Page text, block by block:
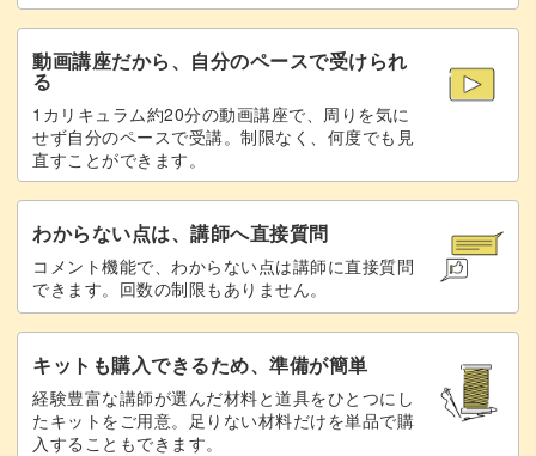
チョーカーやバレッタ作りにも応用できるモチーフですの
で、ぜひいろいろなアレンジもお楽しみください♪
揃えるともっと素敵なニャンドゥティ
別講座でご紹介しているピアスやネックレスの作り方も合
わせて、今回でまたひとつアクセサリーのバリエーション
が増えました。
レースのような透け感のあるアクセサリーは、並べておう
ちに飾っておくだけでも癒されますね。
動画講座だから、自分のペースで受けられ
る
1カリキュラム約20分の動画講座で、周りを気に
せず自分のペースで受講。制限なく、何度でも見
直すことができます。
わからない点は、講師へ直接質問
コメント機能で、わからない点は講師に直接質問
できます。回数の制限もありません。
キットも購入できるため、準備が簡単
経験豊富な講師が選んだ材料と道具をひとつにし
たキットをご用意。足りない材料だけを単品で購
入することもできます。